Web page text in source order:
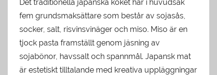
Det traditionella japanska köket har i huvudsak
fem grundsmaksättare som består av sojasås,
socker, salt, risvinsvinäger och miso. Miso är en
tjock pasta framställt genom jäsning av
sojabönor, havssalt och spannmål. Japansk mat
är estetiskt tilltalande med kreativa uppläggningar